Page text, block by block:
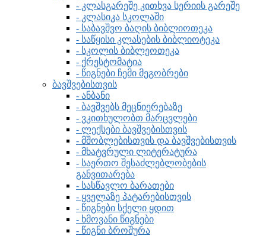
- კლასგარეშე კითხვა სერიის გარეშე
- კლასიკა სკოლაში
- საბავშვო ბაღის ბიბლიოთეკა
- საწყისი კლასების ბიბლიოტეკა
- სკოლის ბიბლეოთეკა
- ქრესტომატია
- წიგნები ჩემი მეგობრები
ბავშვებისთვის
- ანბანი
- ბავშვებს მეცნიერებაზე
- ვკითხულობთ მარცვლები
- ლექსები ბავშვებისთვის
- მშობლებისთვის და ბავშვებისთვის
- მხატვრული ლიტერატურა
- საერთო შესაძლებლობების
განვითარება
- სასწავლო ბარათები
- ყველაზე პატარებისთვის
- წიგნები სქელი ყდით
- ხმოვანი წიგნები
- წიგნი ბროშურა